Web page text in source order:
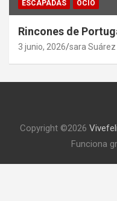
ESCAPADAS OCIO
Rincones de
3 junio, 2026 sara Suárez
Copyright ©2026
Funciona